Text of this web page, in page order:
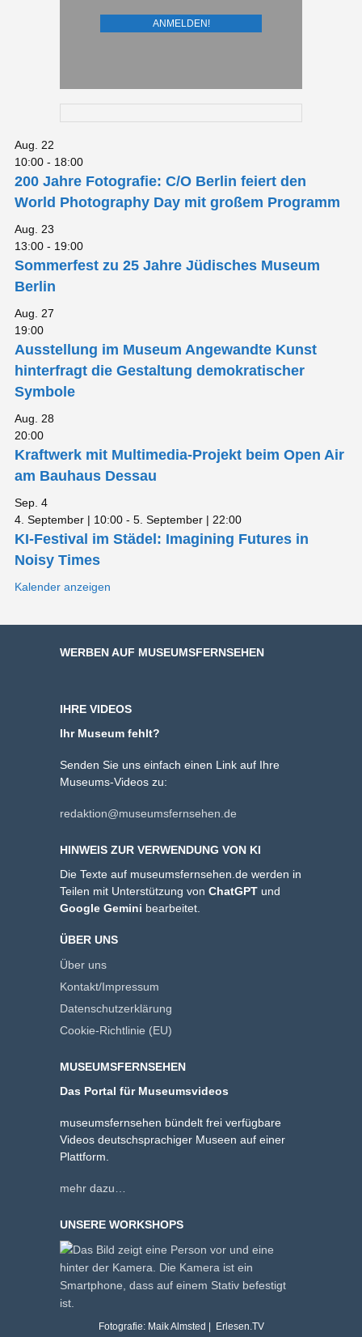
Aug. 22
10:00 - 18:00
200 Jahre Fotografie: C/O Berlin feiert den
World Photography Day mit großem Programm
Aug. 23
13:00 - 19:00
Sommerfest zu 25 Jahre Jüdisches Museum
Berlin
Aug. 27
19:00
Ausstellung im Museum Angewandte Kunst
hinterfragt die Gestaltung demokratischer
Symbole
Aug. 28
20:00
Kraftwerk mit Multimedia-Projekt beim Open Air
am Bauhaus Dessau
Sep. 4
4. September | 10:00 - 5. September | 22:00
KI-Festival im Städel: Imagining Futures in
Noisy Times
Kalender anzeigen
WERBEN AUF MUSEUMSFERNSEHEN
IHRE VIDEOS
Ihr Museum fehlt?
Senden Sie uns einfach einen Link auf Ihre
Museums-Videos zu:
redaktion@museumsfernsehen.de
HINWEIS ZUR VERWENDUNG VON KI
Die Texte auf museumsfernsehen.de werden in
Teilen mit Unterstützung von ChatGPT und
Google Gemini bearbeitet.
ÜBER UNS
Über uns
Kontakt/Impressum
Datenschutzerklärung
Cookie-Richtlinie (EU)
MUSEUMSFERNSEHEN
Das Portal für Museumsvideos
museumsfernsehen bündelt frei verfügbare
Videos deutschsprachiger Museen auf einer
Plattform.
mehr dazu…
UNSERE WORKSHOPS
Fotografie: Maik Almsted | Erlesen.TV